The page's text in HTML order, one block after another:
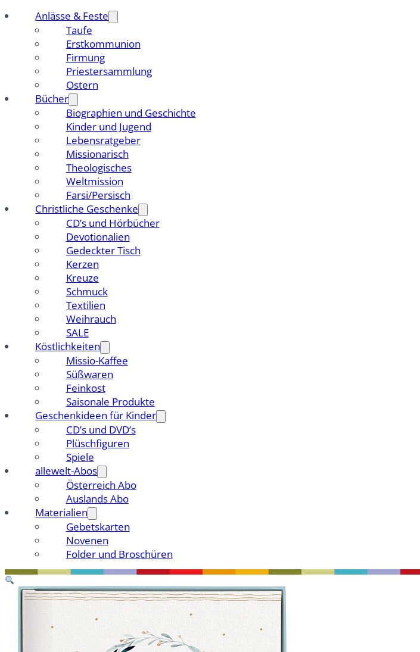
Anlässe & Feste
Taufe
Erstkommunion
Firmung
Priestersammlung
Ostern
Bücher
Biographien und Geschichte
Kinder und Jugend
Lebensratgeber
Missionarisch
Theologisches
Weltmission
Farsi/Persisch
Christliche Geschenke
CD’s und Hörbücher
Devotionalien
Gedeckter Tisch
Kerzen
Kreuze
Schmuck
Textilien
Weihrauch
SALE
Köstlichkeiten
Missio-Kaffee
Süßwaren
Feinkost
Saisonale Produkte
Geschenkideen für Kinder
CD’s und DVD’s
Plüschfiguren
Spiele
allewelt-Abos
Österreich Abo
Auslands Abo
Materialien
Gebetskarten
Novenen
Folder und Broschüren